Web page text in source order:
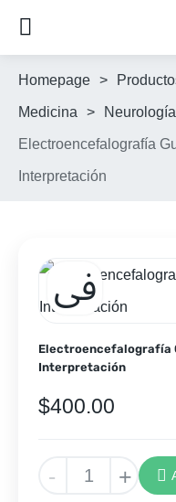
Homepage >
Medicina > Neurología
Electroencefalografía
Interpretación
Electroencefalografía
Interpretación
$400.00
- +